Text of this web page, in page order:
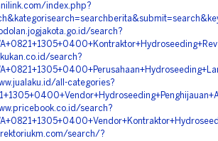
index.php?
search?
search?
all-categories?
search?
search/?